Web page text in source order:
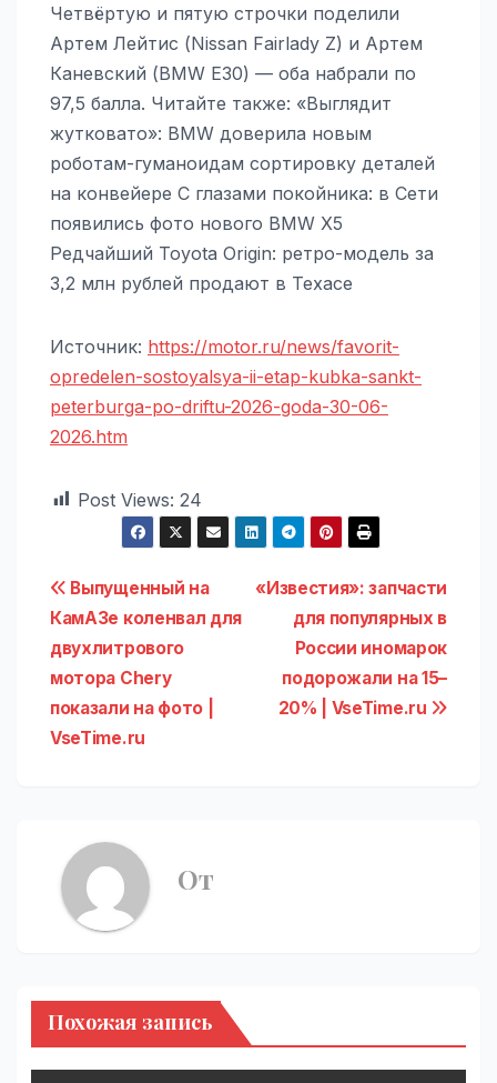
Четвёртую и пятую строчки поделили
Артем Лейтис (Nissan Fairlady Z) и Артем
Каневский (BMW E30) — оба набрали по
97,5 балла. Читайте также: «Выглядит
жутковато»: BMW доверила новым
роботам-гуманоидам сортировку деталей
на конвейере С глазами покойника: в Сети
появились фото нового BMW X5
Редчайший Toyota Origin: ретро-модель за
3,2 млн рублей продают в Техасе
Источник: https://motor.ru/news/favorit-
opredelen-sostoyalsya-ii-etap-kubka-sankt-
peterburga-po-driftu-2026-goda-30-06-
2026.htm
Post Views: 24
Навигация
по
записям
«Известия»: запчасти
для популярных в
России иномарок
подорожали на 15–
20% | VseTime.ru
Выпущенный на
КамАЗе коленвал для
двухлитрового
мотора Chery
показали на фото |
VseTime.ru
От
Похожая запись